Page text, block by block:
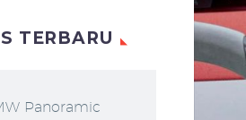
TERBARU
Panoramic